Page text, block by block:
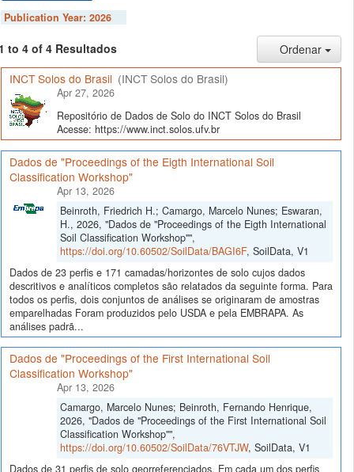
Publication Year: 2026
to 4 of 4 Resultados
Ordenar
INCT Solos do Brasil (INCT Solos do Brasil)
Apr 27, 2026
Repositório de Dados de Solo do INCT Solos do Brasil
Acesse: https://www.inct.solos.ufv.br
Dados de "Proceedings of the Eigth International Soil
Classification Workshop"
Apr 13, 2026
Beinroth, Friedrich H.; Camargo, Marcelo Nunes; Eswaran,
H., 2026, "Dados de "Proceedings of the Eigth International
Soil Classification Workshop"",
https://doi.org/10.60502/SoilData/BAGI6F, SoilData, V1
Dados de 23 perfis e 171 camadas/horizontes de solo cujos dados
descritivos e analíticos completos são relatados da seguinte forma. Para
todos os perfis, dois conjuntos de análises se originaram de amostras
emparelhadas Foram produzidos pelo USDA e pela EMBRAPA. As
análises padrã...
Dados de "Proceedings of the First International Soil
Classification Workshop"
Apr 13, 2026
Camargo, Marcelo Nunes; Beinroth, Fernando Henrique,
2026, "Dados de "Proceedings of the First International Soil
Classification Workshop"",
https://doi.org/10.60502/SoilData/76VTJW, SoilData, V1
Dados de 31 perfis de solo georreferenciados. Em cada um dos perfis